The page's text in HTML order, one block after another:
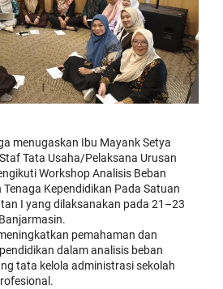
menugaskan Ibu Mayank Setya
Tata Usaha/Pelaksana Urusan
Workshop Analisis Beban
Kependidikan Pada Satuan
I yang dilaksanakan pada 21–23
pemahaman dan
dalam analisis beban
tata kelola administrasi sekolah